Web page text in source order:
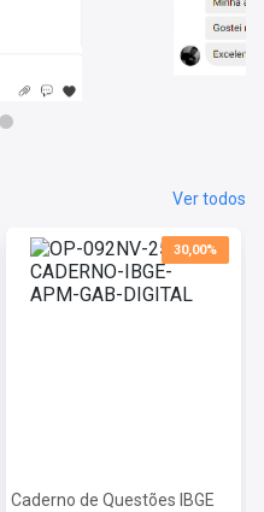
Gerenciais
Brasileiro de
Ver todos
30,00%
Caderno de Questões IBGE